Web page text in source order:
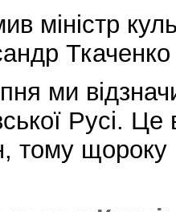
міністр
ми
Русі. Це
тому